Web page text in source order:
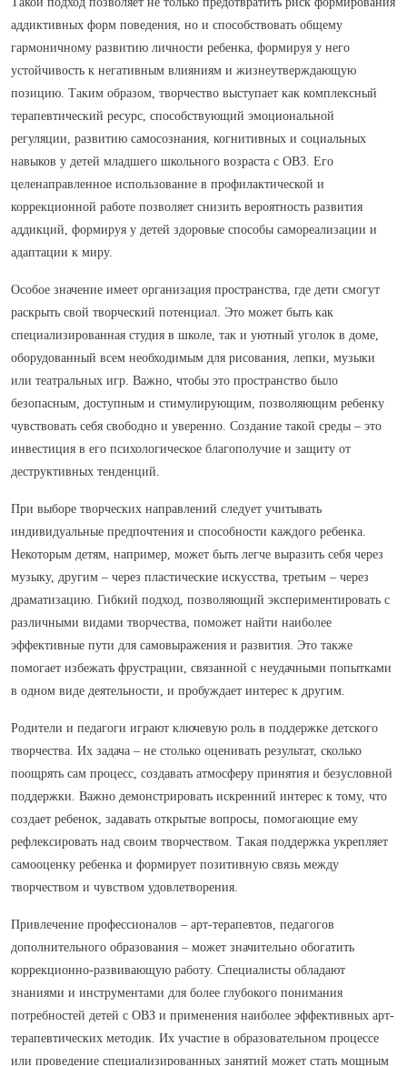
аддиктивных форм поведения, но и способствовать общему
гармоничному развитию личности ребенка, формируя у него
устойчивость к негативным влияниям и жизнеутверждающую
позицию. Таким образом, творчество выступает как комплексный
терапевтический ресурс, способствующий эмоциональной
регуляции, развитию самосознания, когнитивных и социальных
навыков у детей младшего школьного возраста с ОВЗ. Его
целенаправленное использование в профилактической и
коррекционной работе позволяет снизить вероятность развития
аддикций, формируя у детей здоровые способы самореализации и
адаптации к миру.
Особое значение имеет организация пространства, где дети смогут
раскрыть свой творческий потенциал. Это может быть как
специализированная студия в школе, так и уютный уголок в доме,
оборудованный всем необходимым для рисования, лепки, музыки
или театральных игр. Важно, чтобы это пространство было
безопасным, доступным и стимулирующим, позволяющим ребенку
чувствовать себя свободно и уверенно. Создание такой среды – это
инвестиция в его психологическое благополучие и защиту от
деструктивных тенденций.
При выборе творческих направлений следует учитывать
индивидуальные предпочтения и способности каждого ребенка.
Некоторым детям, например, может быть легче выразить себя через
музыку, другим – через пластические искусства, третьим – через
драматизацию. Гибкий подход, позволяющий экспериментировать с
различными видами творчества, поможет найти наиболее
эффективные пути для самовыражения и развития. Это также
помогает избежать фрустрации, связанной с неудачными попытками
в одном виде деятельности, и пробуждает интерес к другим.
Родители и педагоги играют ключевую роль в поддержке детского
творчества. Их задача – не столько оценивать результат, сколько
поощрять сам процесс, создавать атмосферу принятия и безусловной
поддержки. Важно демонстрировать искренний интерес к тому, что
создает ребенок, задавать открытые вопросы, помогающие ему
рефлексировать над своим творчеством. Такая поддержка укрепляет
самооценку ребенка и формирует позитивную связь между
творчеством и чувством удовлетворения.
Привлечение профессионалов – арт-терапевтов, педагогов
дополнительного образования – может значительно обогатить
коррекционно-развивающую работу. Специалисты обладают
знаниями и инструментами для более глубокого понимания
потребностей детей с ОВЗ и применения наиболее эффективных арт-
терапевтических методик. Их участие в образовательном процессе
или проведение специализированных занятий может стать мощным